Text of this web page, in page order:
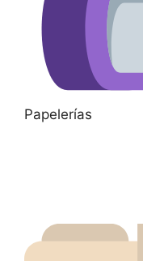
Papelerías